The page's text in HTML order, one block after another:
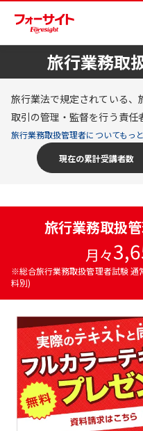
旅行業務取
旅行業法で規定されている、
取引の管理・監督を行う責任
旅行業務取扱管理者についてもっ
現在の累計受講者数
旅行業務取扱
月々
※総合旅行業務取扱管理者試験 通
料別)